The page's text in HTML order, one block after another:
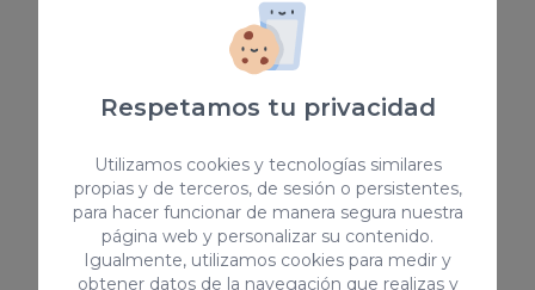
Respetamos tu privacidad
Utilizamos cookies y tecnologías similares
propias y de terceros, de sesión o persistentes,
para hacer funcionar de manera segura nuestra
página web y personalizar su contenido.
Igualmente, utilizamos cookies para medir y
obtener datos de la navegación que realizas y
autoridad al ver que satisface sus
Me interesa